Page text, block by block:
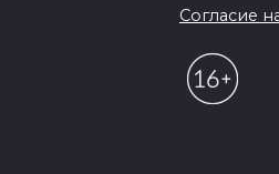
Согласие